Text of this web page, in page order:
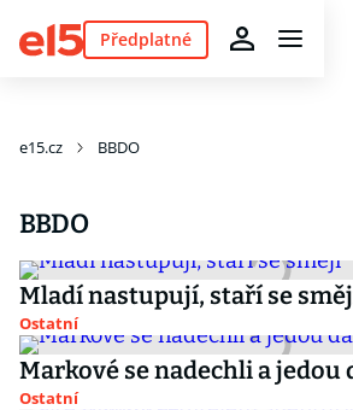
Předplatné
e15.cz BBDO
BBDO
Mladí nastupují, staří se
Ostatní
Markové se nadechli a jedou
Ostatní